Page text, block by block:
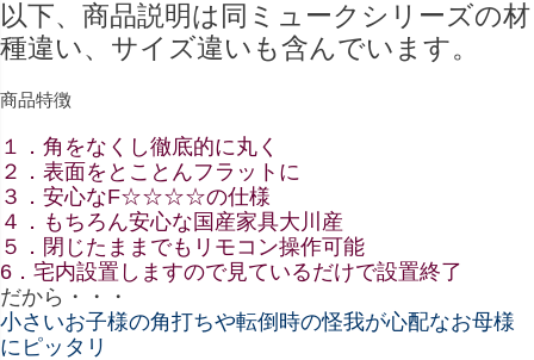
以下、商品説明は同ミュークシリーズの材
種違い、サイズ違いも含んでいます。
商品特徴
１．角をなくし徹底的に丸く
２．表面をとことんフラットに
３．安心なF☆☆☆☆の仕様
４．もちろん安心な国産家具大川産
５．閉じたままでもリモコン操作可能
6．宅内設置しますので見ているだけで設置終了
だから・・・
小さいお子様の角打ちや転倒時の怪我が心配なお母様
にピッタリ